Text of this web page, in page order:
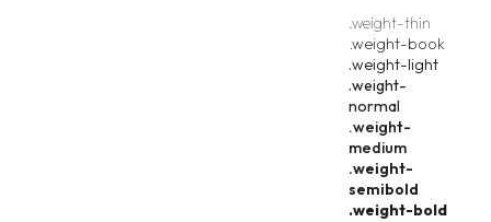
.weight-thin
.weight-book
.weight-light
.weight-
normal
.weight-
medium
.weight-
semibold
.weight-bold